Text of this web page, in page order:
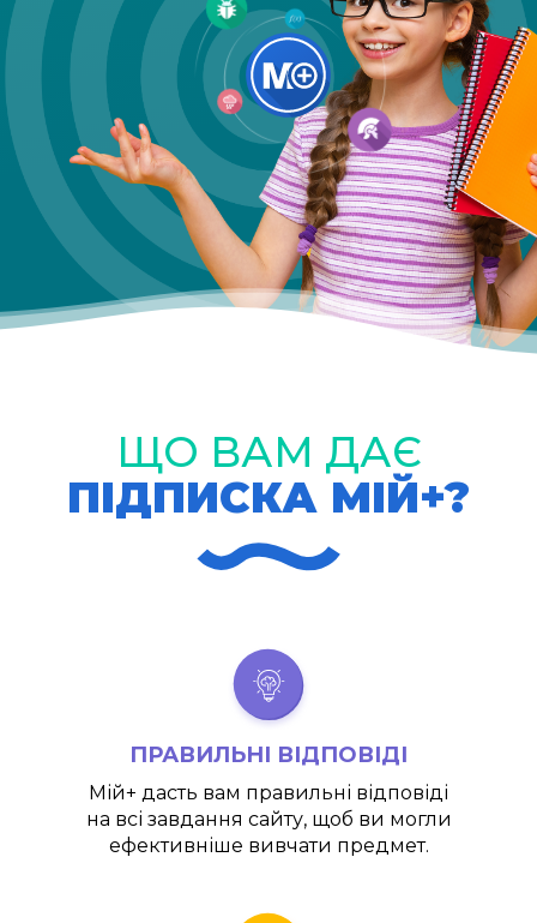
ЩО ВАМ ДАЄ
ПІДПИСКА МІЙ+?
ПРАВИЛЬНІ ВІДПОВІДІ
Мій+ дасть вам правильні відповіді
на всі завдання сайту, щоб ви могли
ефективніше вивчати предмет.